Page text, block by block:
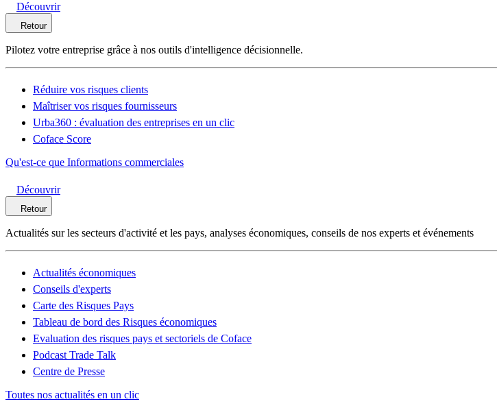
Découvrir
Retour
Pilotez votre entreprise grâce à nos outils d'intelligence décisionnelle.
Réduire vos risques clients
Maîtriser vos risques fournisseurs
Urba360 : évaluation des entreprises en un clic
Coface Score
Qu'est-ce que Informations commerciales
Découvrir
Retour
Actualités sur les secteurs d'activité et les pays, analyses économiques, conseils de nos experts et événements
Actualités économiques
Conseils d'experts
Carte des Risques Pays
Tableau de bord des Risques économiques
Evaluation des risques pays et sectoriels de Coface
Podcast Trade Talk
Centre de Presse
Toutes nos actualités en un clic